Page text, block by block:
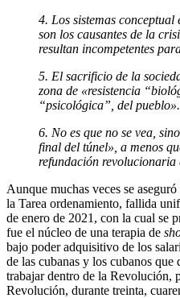
4. Los sistemas
son los causantes de la
resultan incompe­tentes
5. El sacrificio de la
zona de «re­sistencia
“psicológica”, del pueblo».
6. No es que no se vea,
final del túnel», a menos
refundación revolucio­naria
Aunque muchas veces se
la Tarea ordenamiento, fallida
de enero de 2021, con la cual se
fue el núcleo de una terapia de
bajo poder adquisitivo de los
de las cubanas y los cubanos que
trabajar dentro de la Revolución,
Revolución, durante treinta,